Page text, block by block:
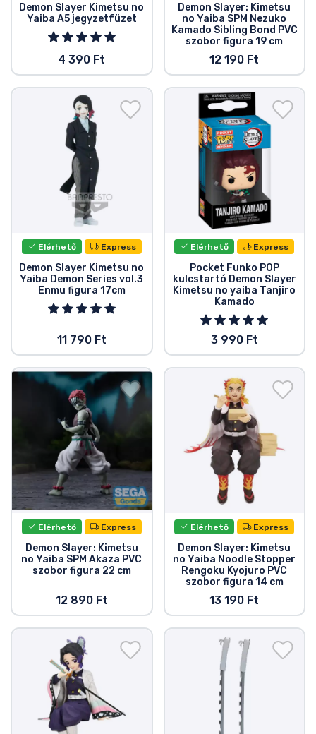
Demon Slayer Kimetsu no
Yaiba A5 jegyzetfüzet
4 390 Ft
Demon Slayer: Kimetsu
no Yaiba SPM Nezuko
Kamado Sibling Bond PVC
szobor figura 19 cm
12 190 Ft
Elérhető Express
Demon Slayer Kimetsu no
Yaiba Demon Series vol.3
Enmu figura 17cm
11 790 Ft
Elérhető Express
Pocket Funko POP
kulcstartó Demon Slayer
Kimetsu no yaiba Tanjiro
Kamado
3 990 Ft
Elérhető Express
Demon Slayer: Kimetsu
no Yaiba SPM Akaza PVC
szobor figura 22 cm
12 890 Ft
Elérhető Express
Demon Slayer: Kimetsu
no Yaiba Noodle Stopper
Rengoku Kyojuro PVC
szobor figura 14 cm
13 190 Ft